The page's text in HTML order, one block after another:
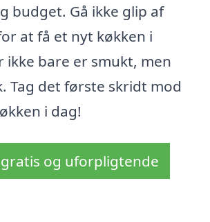
budget. Gå ikke glip af
at få et nyt køkken i
ikke bare er smukt, men
Tag det første skridt mod
i dag!
og uforpligtende